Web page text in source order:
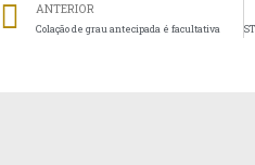
ANTERIOR
Colação de grau antecipada é facultativa